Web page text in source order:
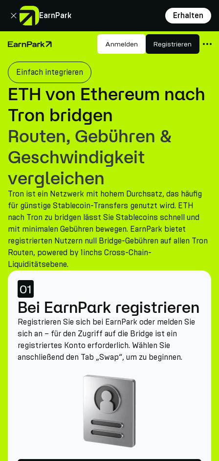
EarnPark Erhalten
Schließen
Startseite Anmelden Registrieren
Produkte
Märkte
Rechner
PARK Token
Ressourcen
Unternehmen
Einfach integrieren
ETH von Ethereum nach
Tron bridgen
Routen, Gebühren &
Geschwindigkeit
vergleichen
Tron ist ein Netzwerk mit hohem Durchsatz, das häufig
für günstige Stablecoin-Transfers genutzt wird. ETH
nach Tron zu bridgen lässt Sie Stablecoins schnell und
mit minimalen Gebühren bewegen. EarnPark bietet
registrierten Nutzern null Bridge-Gebühren auf allen Tron
Routen, powered by 1inchs Cross-Chain-
Liquiditätsebene.
01
Bei EarnPark registrieren
Registrieren Sie sich bei EarnPark oder melden Sie
sich an – für den Zugriff auf die Bridge ist ein
registriertes Konto erforderlich. Wählen Sie
anschließend den Tab „Swap“, um zu beginnen.